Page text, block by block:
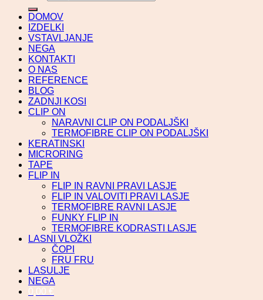
DOMOV
IZDELKI
VSTAVLJANJE
NEGA
KONTAKTI
O NAS
REFERENCE
BLOG
ZADNJI KOSI
CLIP ON
NARAVNI CLIP ON PODALJŠKI
TERMOFIBRE CLIP ON PODALJŠKI
KERATINSKI
MICRORING
TAPE
FLIP IN
FLIP IN RAVNI PRAVI LASJE
FLIP IN VALOVITI PRAVI LASJE
TERMOFIBRE RAVNI LASJE
FUNKY FLIP IN
TERMOFIBRE KODRASTI LASJE
LASNI VLOŽKI
ČOPI
FRU FRU
LASULJE
NEGA
0,00 €